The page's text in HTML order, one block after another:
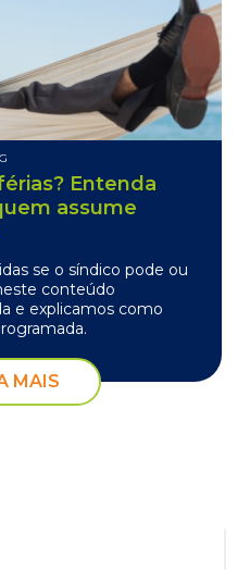
Entenda
assume
se o síndico pode ou
conteúdo
e explicamos como
MAIS